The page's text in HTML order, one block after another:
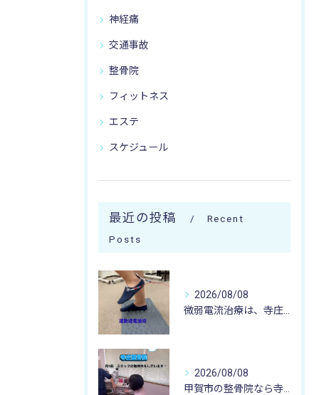
神経痛
交通事故
整骨院
フィットネス
エステ
スケジュール
最近の投稿
Recent
Posts
2026/08/08
2026/08/08